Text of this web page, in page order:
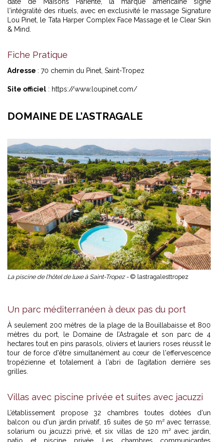
l'intégralité des rituels, avec en exclusivité le massage Signature
Lou Pinet, le Tata Harper Complex Face Massage et le Clear Skin
& Mind.
Fiche Pratique
Adresse : 70 chemin du Pinet, Saint-Tropez
Site officiel : https://www.loupinet.com/
DOMAINE DE L’ASTRAGALE
La piscine de l'hôtel de luxe à Saint-Tropez - © lastragalesttropez
Un parc méditerranéen à deux pas du port
À seulement 200 mètres de la plage de la Bouillabaisse et 800
mètres du port, le Domaine de l’Astragale et son parc de 4
hectares tout en pins parasols, oliviers et lauriers roses réussit le
tour de force d'être simultanément au cœur de l'effervescence
tropézienne et totalement à l'abri de l’agitation derrière ses
grilles.
Villas avec piscine privée et suites avec jacuzzi
L’établissement propose 32 chambres toutes dotées d'un
balcon ou d'un jardin privatif, 16 suites de 50 m² avec terrasse,
solarium ou jacuzzi privé, et six villas de 120 m² avec jardin,
patio et piscine privée. Les chambres communicantes